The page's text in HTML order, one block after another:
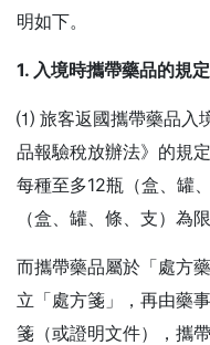
明如下。
1. 入境時攜帶藥品的規定
⑴ 旅客返國攜帶藥品入
品報驗稅放辦法》的規
每種至多12瓶（盒、罐
（盒、罐、條、支）為限
而攜帶藥品屬於「處方
立「處方箋」，再由藥
箋（或證明文件），攜